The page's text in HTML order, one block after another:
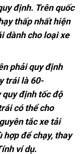
định. Trên quốc
thấp nhất hiện
dành cho loại xe
phải quy định
trái là 60-
quy định tốc độ
có thể cho
tắc xe tải
hợp để chạy, thay
ví dụ.